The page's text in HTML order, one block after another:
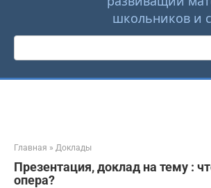
школьников и
Поиск:
Главная » Доклады
Презентация, доклад на тему :
опера?